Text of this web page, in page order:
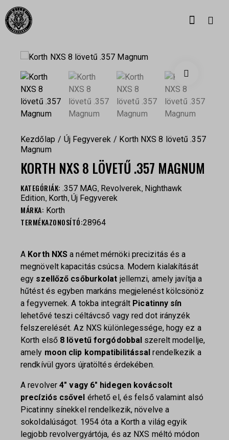
Kezdőlap Új Fegyverek
Korth NXS 8 lövetű .357
Magnum
KORTH NXS 8 LÖVETŰ .357 MAGNUM
KATEGÓRIÁK: .357 MAG, Revolverek, Nighthawk
Edition, Korth, Új Fegyverek
MÁRKA: Korth
TERMÉKAZONOSÍTÓ:28964
A Korth NXS a német mérnöki precizitás és a
megnövelt kapacitás csúcsa. Modern kialakítását
egy szellőző csőburkolat jellemzi, amely javítja a
hűtést és egyben markáns megjelenést kölcsönöz
a fegyvernek. A tokba integrált Picatinny sín
lehetővé teszi céltávcső vagy red dot irányzék
felszerelését. Az NXS különlegessége, hogy ez a
Korth első 8 lövetű forgódobbal szerelt modellje,
amely moon clip kompatibilitással rendelkezik a
rendkívül gyors újratöltés érdekében.
A revolver4″ vagy 6″ hidegen kovácsolt
precíziós csővel érhető el, és felső valamint alsó
Picatinny sínekkel rendelkezik, növelve a
sokoldalúságot. 1954 óta a Korth a világ egyik
legjobb revolvergyártója, és az NXS méltó módon